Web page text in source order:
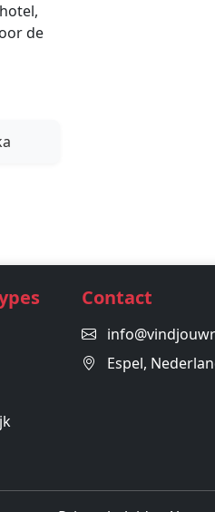
de
Contact
Espel,